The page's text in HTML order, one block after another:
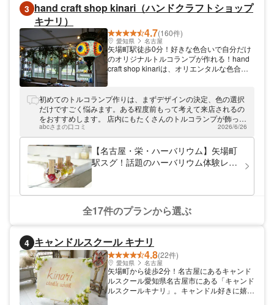
3 hand craft shop kinari（ハンドクラフトショップ
キナリ）
4.7(160件)
愛知県 名古屋
矢場町駅徒歩0分！好きな色合いで自分だけ
のオリジナルトルコランプが作れる！hand
craft shop kinariは、オリエンタルな色合い
ドクラフトショップです。矢場町駅4番出口
の目の前の立地なので、旅行やお買い物のつ
いでに気軽にご利用いただけます。広々な店
内でゆったりワークショップをお楽しみくだ
さい。
初めてのトルコランプ作りは、まずデザインの決定、色の選択
だけですごく悩みます。ある程度前もって考えて来店されるの
をおすすめします。 店内にもたくさんのトルコランプが飾って
あるのでそちらを参考にしながらでもいいかもしれません。 体
験時間が限られているのであまりのんびりと作っていると時間
が足りなくなって追加料金がかかるらしいので、時間内は集中
して無言になる事もありますが、完成した時の達成感は最高で
した。
abcさまの口コミ 2026/6/26
【名古屋・栄・ハーバリウム】矢場町
駅スグ！話題のハーバリウム体験レッ
全17件のプランから選ぶ
4 キャンドルスクール キナリ
4.8(22件)
愛知県 名古屋
矢場町から徒歩2分！名古屋にあるキャンド
ルスクール愛知県名古屋市にある「キャンド
ルスクールキナリ」。キャンドル好きに嬉し